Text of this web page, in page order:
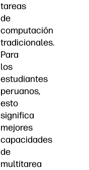
tareas
de
computación
tradicionales.
Para
los
estudiantes
peruanos,
esto
significa
mejores
capacidades
de
multitarea